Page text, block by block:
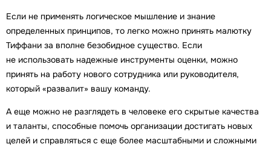
Если не применять логическое мышление и знание
определенных принципов, то легко можно принять малютку
Тиффани за вполне безобидное существо. Если
не использовать надежные инструменты оценки, можно
принять на работу нового сотрудника или руководителя,
который «развалит» вашу команду.
А еще можно не разглядеть в человеке его скрытые качества
и таланты, способные помочь организации достигать новых
целей и справляться с еще более масштабными и сложными